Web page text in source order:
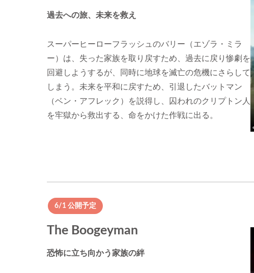
過去への旅、未来を救え
スーパーヒーローフラッシュのバリー（エゾラ・ミラ
ー）は、失った家族を取り戻すため、過去に戻り惨劇を
回避しようするが、同時に地球を滅亡の危機にさらして
しまう。未来を平和に戻すため、引退したバットマン
（ベン・アフレック）を説得し、囚われのクリプトン人
を牢獄から救出する、命をかけた作戦に出る。
6/1 公開予定
The Boogeyman
恐怖に立ち向かう家族の絆